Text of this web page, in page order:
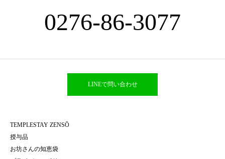
0276-86-3077
LINEで問い合わせ
TEMPLESTAY ZENSŌ
授与品
お坊さんの知恵袋